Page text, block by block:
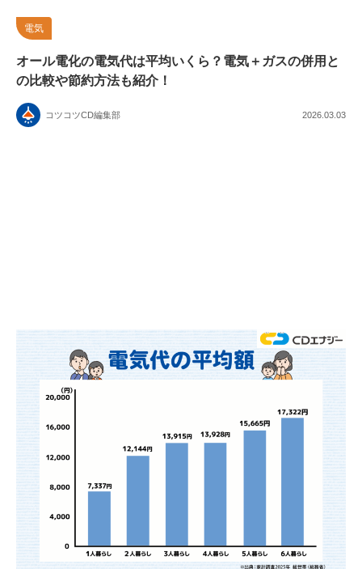
電気
オール電化の電気代は平均いくら？電気＋ガスの併用と
の比較や節約方法も紹介！
コツコツCD編集部 2026.03.03